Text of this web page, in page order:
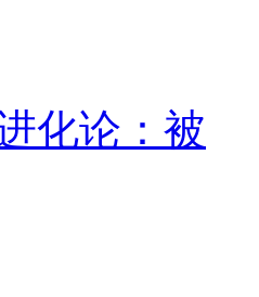
化论：被